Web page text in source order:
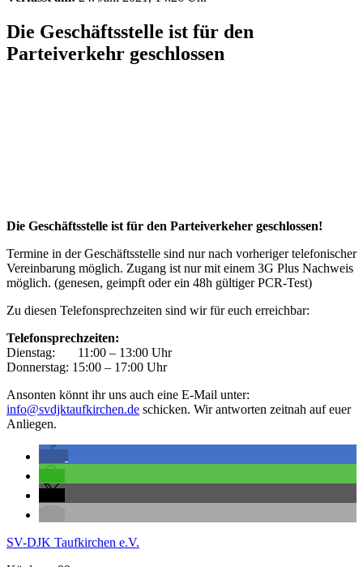
Die Geschäftsstelle ist für den
Parteiverkehr geschlossen
Die Geschäftsstelle ist für den Parteiverkeher geschlossen!
Termine in der Geschäftsstelle sind nur nach vorheriger telefonischer
Vereinbarung möglich. Zugang ist nur mit einem 3G Plus Nachweis
möglich. (genesen, geimpft oder ein 48h gültiger PCR-Test)
Zu diesen Telefonsprechzeiten sind wir für euch erreichbar:
Telefonsprechzeiten:
Dienstag: 11:00 – 13:00 Uhr
Donnerstag: 15:00 – 17:00 Uhr
Ansonten könnt ihr uns auch eine E-Mail unter:
info@svdjktaufkirchen.de schicken. Wir antworten zeitnah auf euer
Anliegen.
SV-DJK Taufkirchen e.V.